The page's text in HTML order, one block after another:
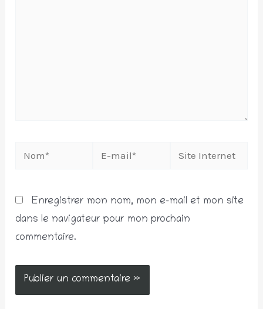
Site
Enregistrer mon nom, mon e-mail et mon site
dans le navigateur pour mon prochain
commentaire.